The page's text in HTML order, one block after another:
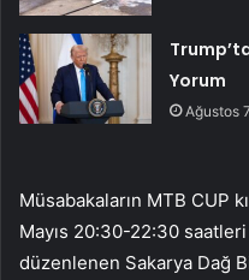
Yorum
Ağustos
Müsabakaların MTB CUP
Mayıs 20:30-22:30 saatleri
düzenlenen Sakarya Dağ